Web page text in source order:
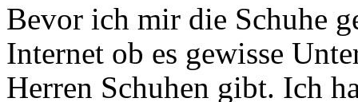
Bevor ich mir die Schuhe
Internet ob es gewisse
Herren Schuhen gibt. Ich